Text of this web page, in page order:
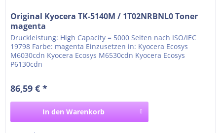
Original Kyocera TK-5140M / 1T02NRBNL0 Toner
magenta
Druckleistung: High Capacity = 5000 Seiten nach ISO/IEC
19798 Farbe: magenta Einzusetzen in: Kyocera Ecosys
M6030cdn Kyocera Ecosys M6530cdn Kyocera Ecosys
P6130cdn
86,59 € *
In den Warenkorb